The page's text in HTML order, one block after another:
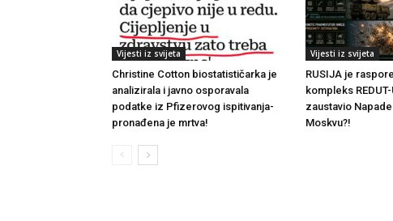
Vijesti iz svijeta
Christine Cotton biostatističarka je
analizirala i javno osporavala
podatke iz Pfizerovog ispitivanja-
pronađena je mrtva!
Vijesti iz svijeta
RUSIJA je
kompleks
zaustavio
Moskvu?!